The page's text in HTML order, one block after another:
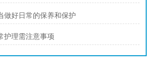
做好日常的保养和保护
护理需注意事项